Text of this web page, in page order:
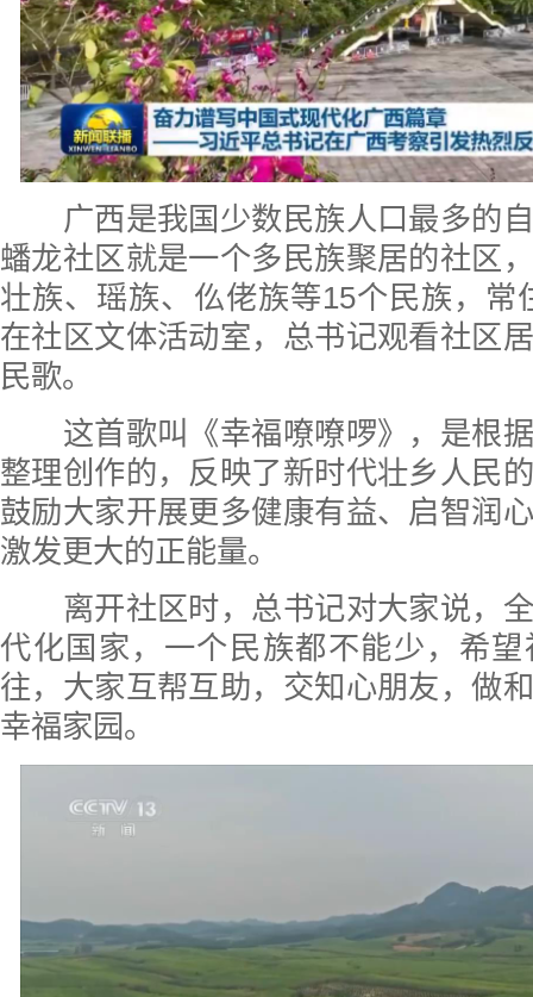
广西是我国少数民族人口最多的自
蟠龙社区就是一个多民族聚居的社区
壮族、瑶族、仫佬族等15个民族，常
在社区文体活动室，总书记观看社区
民歌。
这首歌叫《幸福嘹嘹啰》，是根据
整理创作的，反映了新时代壮乡人民
鼓励大家开展更多健康有益、启智润
激发更大的正能量。
离开社区时，总书记对大家说，全
代化国家，一个民族都不能少，希
往，大家互帮互助，交知心朋友，做
幸福家园。